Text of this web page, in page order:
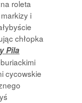
roleta
i
chłopka
Pila
cycowskie